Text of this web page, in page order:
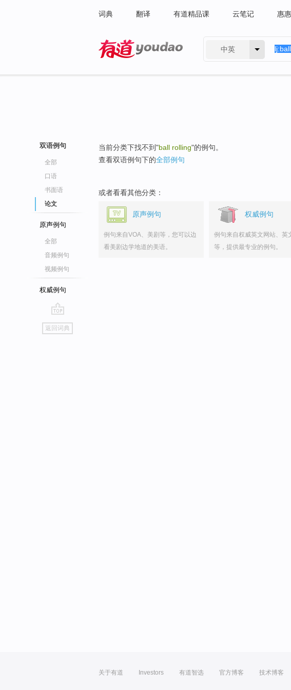
词典 翻译 有道精品课 云笔记 惠惠
中英
双语例句
全部
口语
书面语
论文
原声例句
全部
音频例句
视频例句
权威例句
go
top
返回词典
当前分类下找不到"ball rolling"的例句。
查看双语例句下的全部例句
或者看看其他分类：
原声例句
例句来自VOA、美剧等，您可以边
看美剧边学地道的美语。
权威例句
例句来自权威英文网站、英
等，提供最专业的例句。
关于有道 Investors 有道智选 官方博客 技术博客